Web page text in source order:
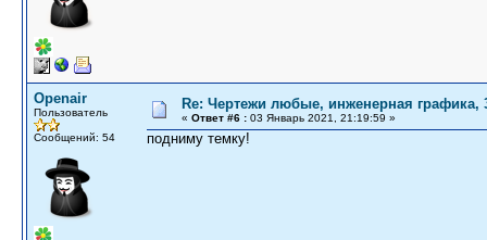
Openair
Пользователь
Сообщений: 54
Re: Чертежи любые, инженерная графика,
« Ответ #6 : 03 Январь 2021, 21:19:59 »
подниму темку!